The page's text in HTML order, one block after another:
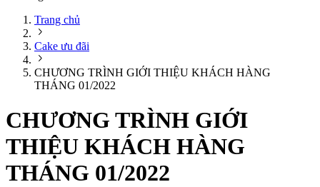
Trang chủ
Cake ưu đãi
CHƯƠNG TRÌNH GIỚI THIỆU KHÁCH HÀNG
THÁNG 01/2022
CHƯƠNG TRÌNH GIỚI
THIỆU KHÁCH HÀNG
THÁNG 01/2022